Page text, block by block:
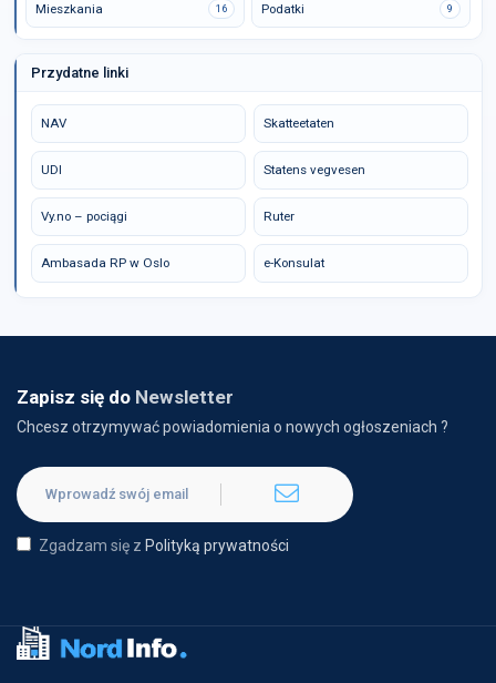
Mieszkania 16 Podatki 9
Przydatne linki
NAV Skatteetaten
UDI Statens vegvesen
Vy.no – pociągi Ruter
Ambasada RP w Oslo e-Konsulat
Zapisz się do Newsletter
Chcesz otrzymywać powiadomienia o nowych ogłoszeniach ?
Zgadzam się z Polityką prywatności